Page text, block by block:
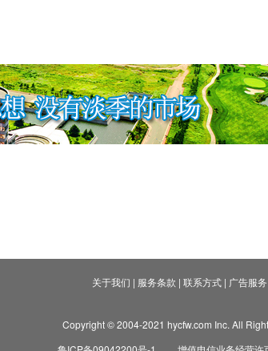
关于我们 | 服务条款 | 联系方式| 广告服务
Copyright © 2004-2021 hycfw.com Inc. All